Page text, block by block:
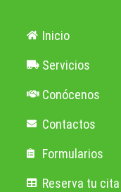
Inicio
Servicios
Conócenos
Contactos
Formularios
Reserva tu cita